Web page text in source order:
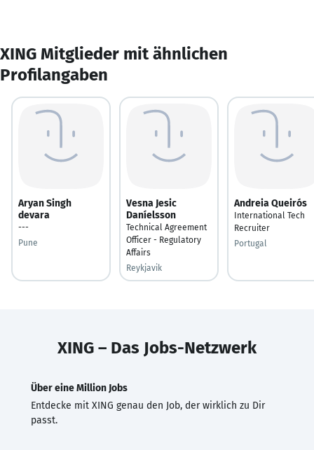
XING Mitglieder mit ähnlichen
Profilangaben
Aryan Singh
devara
---
Pune
Vesna Jesic
Daníelsson
Technical Agreement
Officer - Regulatory
Affairs
Reykjavik
Andreia Queirós
International Tech
Recruiter
Portugal
XING – Das Jobs-Netzwerk
Über eine Million Jobs
Entdecke mit XING genau den Job, der wirklich zu Dir
passt.